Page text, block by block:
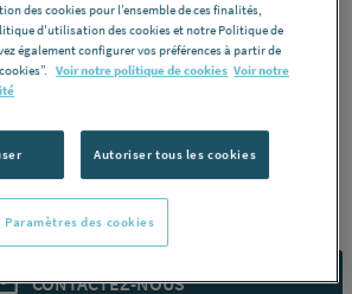
TERTIAIRE -
A9Y62625
-Modèle1P+N 25A 30 mA AC -
CONTACTEZ-NOUS
des cookies pour l’ensemble de ces finalités,
d'utilisation des cookies et notre Politique de
également configurer vos préférences à partir de
Voir notre politique de cookies Voir notre
Autoriser tous les cookies
Paramètres des cookies